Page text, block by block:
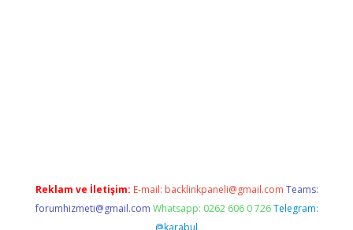
Reklam ve İletişim: E-mail: backlinkpaneli@gmail.com Teams:
forumhizmeti@gmail.com Whatsapp: 0262 606 0 726 Telegram:
@karabul